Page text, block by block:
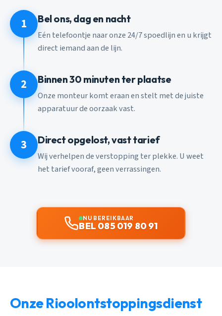
1 Bel ons, dag en nacht
Eén telefoontje naar onze 24/7 spoedlijn en u krijgt
direct iemand aan de lijn.
2 Binnen 30 minuten ter plaatse
Onze monteur komt eraan en stelt met de juiste
apparatuur de oorzaak vast.
3 Direct opgelost, vast tarief
Wij verhelpen de verstopping ter plekke. U weet
het tarief vooraf, geen verrassingen.
NU BEREIKBAAR
BEL 085 019 80 91
Onze Rioolontstoppingsdienst